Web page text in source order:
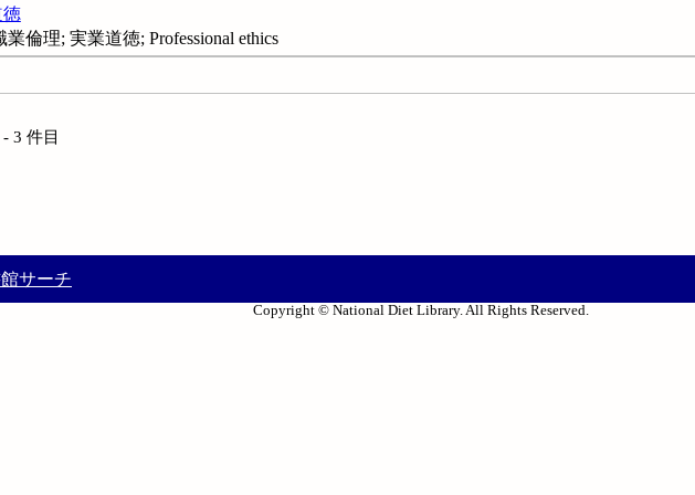
徳
倫理; 実業道徳; Professional ethics
- 3 件目
サーチ
Copyright © National Diet Library. All Rights Reserved.